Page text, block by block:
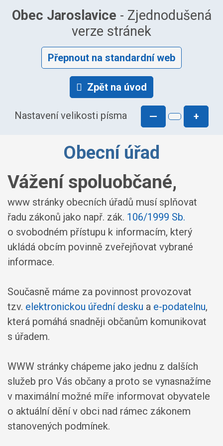
Obec Jaroslavice - Zjednodušená
verze stránek
Přepnout na standardní web
Zpět na úvod
Nastavení velikosti písma — +
Obecní úřad
Vážení spoluobčané,
www stránky obecních úřadů musí splňovat
řadu zákonů jako např. zák. 106/1999 Sb.
o svobodném přístupu k informacím, který
ukládá obcím povinně zveřejňovat vybrané
informace.
Současně máme za povinnost provozovat
tzv. elektronickou úřední desku a e-podatelnu,
která pomáhá snadněji občanům komunikovat
s úřadem.
WWW stránky chápeme jako jednu z dalších
služeb pro Vás občany a proto se vynasnažíme
v maximální možné míře informovat obyvatele
o aktuální dění v obci nad rámec zákonem
stanovených podmínek.